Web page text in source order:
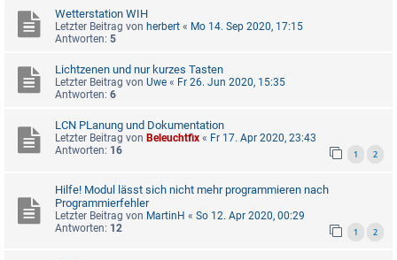
Wetterstation WIH
Letzter Beitrag von herbert « Mo 14. Sep 2020, 17:15
Antworten: 5
Lichtzenen und nur kurzes Tasten
Letzter Beitrag von Uwe « Fr 26. Jun 2020, 15:35
Antworten: 6
LCN PLanung und Dokumentation
Letzter Beitrag von Beleuchtfix « Fr 17. Apr 2020, 23:43
Antworten: 16 1 2
Hilfe! Modul lässt sich nicht mehr programmieren nach
Programmierfehler
Letzter Beitrag von MartinH « So 12. Apr 2020, 00:29
Antworten: 12 1 2